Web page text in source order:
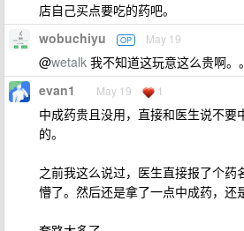
店自己买点要吃的药吧。
wobuchiyu OP May 19
@wetalk 我不知道这玩意这么贵啊。
evan1 May 19 1
中成药贵且没用，直接和医生说不要
的。
之前我这么说过，医生直接报了个药
懵了。然后还是拿了一点中成药，还